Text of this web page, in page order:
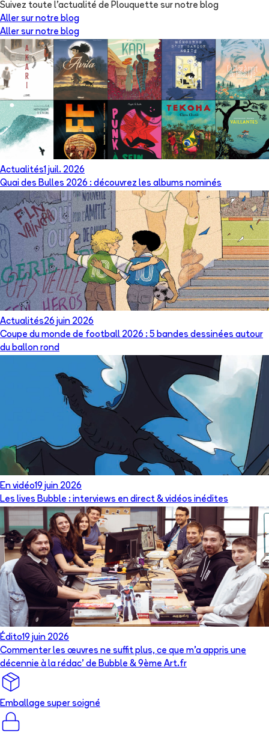
Suivez toute l'actualité de Plouquette sur notre blog
Aller sur notre blog
Aller sur notre blog
Actualités1 juil. 2026
Quai des Bulles 2026 : découvrez les albums nominés
Actualités26 juin 2026
Coupe du monde de football 2026 : 5 bandes dessinées autour
du ballon rond
En vidéo19 juin 2026
Les lives Bubble : interviews en direct & vidéos inédites
Édito19 juin 2026
Commenter les œuvres ne suffit plus, ce que m’a appris une
décennie à la rédac’ de Bubble & 9ème Art.fr
Emballage super soigné